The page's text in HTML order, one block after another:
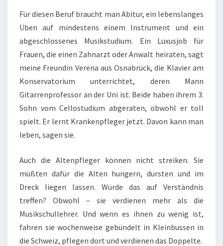
Für diesen Beruf braucht man Abitur, ein lebenslanges
Üben auf mindestens einem Instrument und ein
abgeschlossenes Musikstudium. Ein Luxusjob für
Frauen, die einen Zahnarzt oder Anwalt heiraten, sagt
meine Freundin Verena aus Osnabrück, die Klavier am
Konservatorium unterrichtet, deren Mann
Gitarrenprofessor an der Uni ist. Beide haben ihrem 3.
Sohn vom Cellostudium abgeraten, obwohl er toll
spielt. Er lernt Krankenpfleger jetzt. Davon kann man
leben, sagen sie.
Auch die Altenpfleger können nicht streiken. Sie
müßten dafür die Alten hungern, dursten und im
Dreck liegen lassen. Würde das auf Verständnis
treffen? Obwohl – sie verdienen mehr als die
Musikschullehrer. Und wenn es ihnen zu wenig ist,
fahren sie wochenweise gebündelt in Kleinbussen in
die Schweiz, pflegen dort und verdienen das Doppelte.